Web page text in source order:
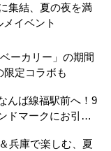
集結、夏の夜を満
イベント
ーカリー」の期間
限定コラボも
んば線福駅前へ！9
ドマークにお引っ
兵庫で楽しむ、夏